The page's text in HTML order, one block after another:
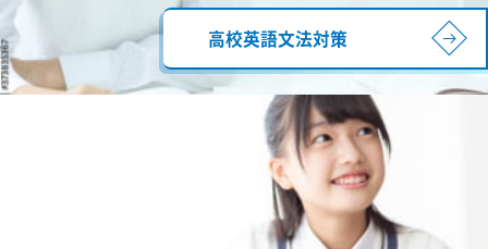
高校英語文法対策